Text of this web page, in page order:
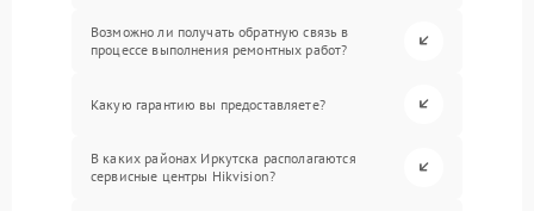
Возможно ли получать обратную связь в
процессе выполнения ремонтных работ?
Какую гарантию вы предоставляете?
В каких районах Иркутска располагаются
сервисные центры Hikvision?